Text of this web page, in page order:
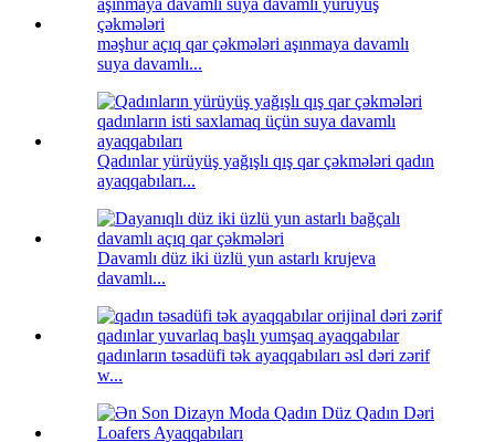
məşhur açıq qar çəkmələri aşınmaya davamlı
suya davamlı...
Qadınlar yürüyüş yağışlı qış qar çəkmələri qadın
ayaqqabıları...
Davamlı düz iki üzlü yun astarlı krujeva
davamlı...
qadınların təsadüfi tək ayaqqabıları əsl dəri zərif
w...